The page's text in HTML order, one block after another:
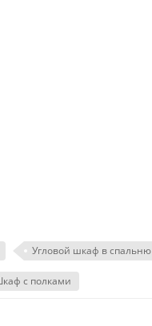
Угловой шкаф в спальню
с полками